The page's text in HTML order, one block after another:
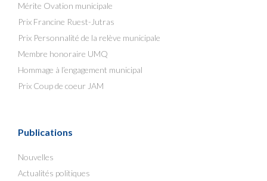
Mérite Ovation municipale
Prix Francine Ruest-Jutras
Prix Personnalité de la relève municipale
Membre honoraire UMQ
Hommage à l’engagement municipal
Prix Coup de coeur JAM
Publications
Nouvelles
Actualités politiques